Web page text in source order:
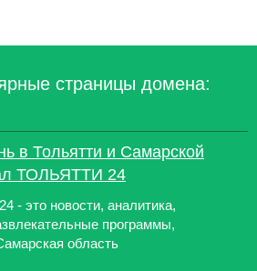
страницы домена:
в Тольятти и Самарской
ТОЛЬЯТТИ 24
- это новости, аналитика,
программы,
область